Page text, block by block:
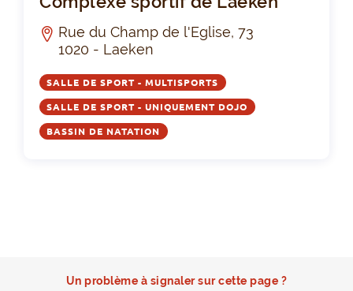
Rue du Champ de l'Eglise, 73
1020 - Laeken
SALLE DE SPORT - MULTISPORTS
SALLE DE SPORT - UNIQUEMENT DOJO
BASSIN DE NATATION
Un problème à signaler sur cette page ?